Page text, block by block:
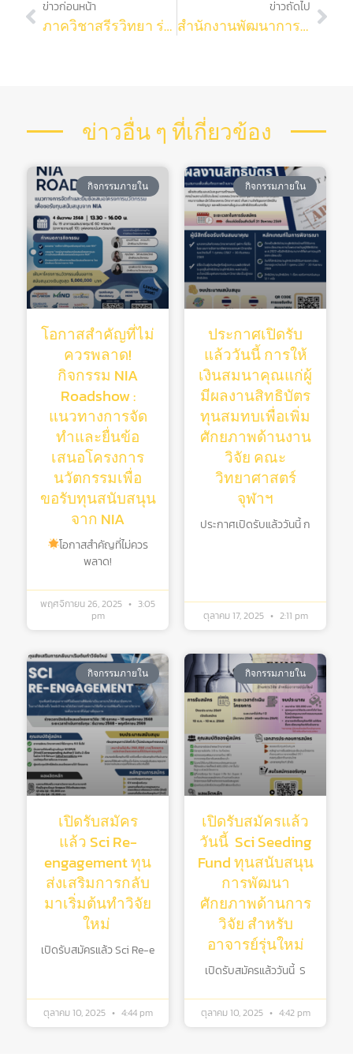
ข่าวก่อนหน้า
ภาควิชาสรีรวิทยา ร่วมกับหน่วยสัตว์ทดลอง คณะวิทยาศาสตร์ มหาวิทยาลัยมหิดล จัดโครงการอบรมวิชาการด้านวิทยาศาสตร์สัตว์ทดลอง ครั้งที่ 1 ประจำปี 2565
ข่าวถัดไป
สำนักงานพัฒนาการวิจัยการเกษตร (องค์การมหาชน) ขอความอนุเคราะห์ท่านหรือนักวิจัย นักวิชาการที่เกี่ยวข้องร่วมตอบแบบสอบถาม จำนวน 3 คน (ถ้ามี)
ข่าวอื่น ๆ ที่เกี่ยวข้อง
กิจกรรมภายใน
โอกาสสำคัญที่ไม่
ควรพลาด!
กิจกรรม NIA
Roadshow :
แนวทางการจัด
ทำและยื่นข้อ
เสนอโครงการ
นวัตกรรมเพื่อ
ขอรับทุนสนับสนุน
จาก NIA
โอกาสสำคัญที่ไม่ควร
พลาด!
พฤศจิกายน 26, 2025
3:05
pm
กิจกรรมภายใน
ประกาศเปิดรับ
แล้ววันนี้ การให้
เงินสมนาคุณแก่ผู้
มีผลงานสิทธิบัตร
ทุนสมทบเพื่อเพิ่ม
ศักยภาพด้านงาน
วิจัย คณะ
วิทยาศาสตร์
จุฬาฯ
ประกาศเปิดรับแล้ววันนี้ ก
ตุลาคม 17, 2025 2:11 pm
กิจกรรมภายใน
เปิดรับสมัคร
แล้ว Sci Re-
engagement ทุน
ส่งเสริมการกลับ
มาเริ่มต้นทําวิจัย
ใหม่
เปิดรับสมัครแล้ว Sci Re-e
ตุลาคม 10, 2025 4:44 pm
กิจกรรมภายใน
เปิดรับสมัครแล้ว
วันนี้ Sci Seeding
Fund ทุนสนับสนุน
การพัฒนา
ศักยภาพด้านการ
วิจัย สําหรับ
อาจารย์รุ่นใหม่
เปิดรับสมัครแล้ววันนี้ S
ตุลาคม 10, 2025 4:42 pm